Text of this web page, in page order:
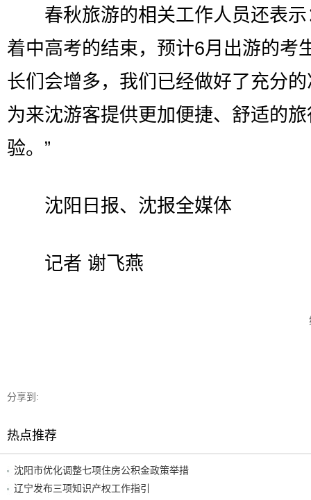
春秋旅游的相关工作人员还表示
着中高考的结束，预计6月出游的考
长们会增多，我们已经做好了充分
为来沈游客提供更加便捷、舒适的
验。”
沈阳日报、沈报全媒体
记者 谢飞燕
分享到:
热点推荐
沈阳市优化调整七项住房公积金政策举措
辽宁发布三项知识产权工作指引